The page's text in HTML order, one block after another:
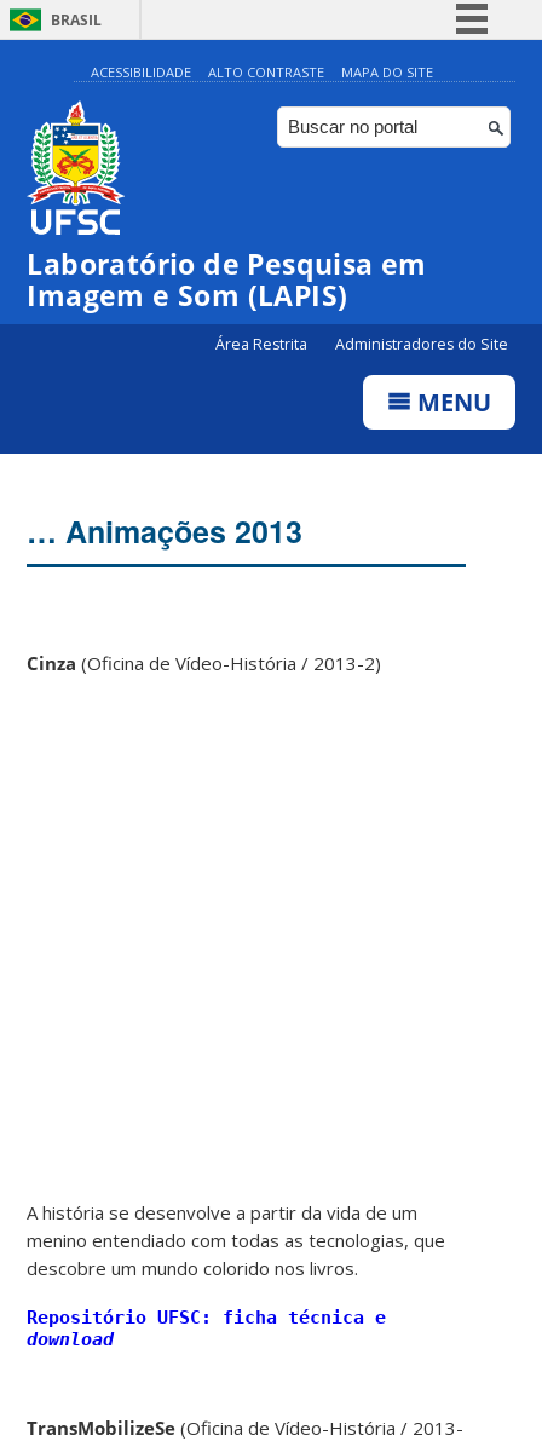
BRASIL
Simplifique!
Comunica BR
Participe
Canais
ACESSIBILIDADE ALTO CONTRASTE MAPA DO SITE
Laboratório de Pesquisa em
Imagem e Som (LAPIS)
Área Restrita Administradores do Site
MENU
… Animações 2013
Cinza (Oficina de Vídeo-História / 2013-2)
A história se desenvolve a partir da vida de um
menino entendiado com todas as tecnologias, que
descobre um mundo colorido nos livros.
Repositório UFSC: ficha técnica e
download
TransMobilizeSe(Oficina de Vídeo-História / 2013-